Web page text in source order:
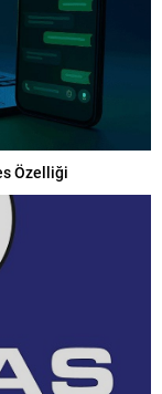
Özelliği